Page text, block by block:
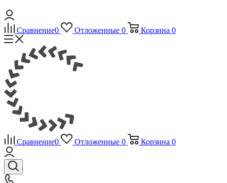
Сравнение0 Отложенные 0 Корзина 0
Сравнение0 Отложенные 0 Корзина 0